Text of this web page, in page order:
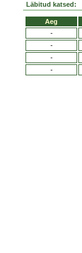
Läbitud katsed:
Aeg
-
-
-
-